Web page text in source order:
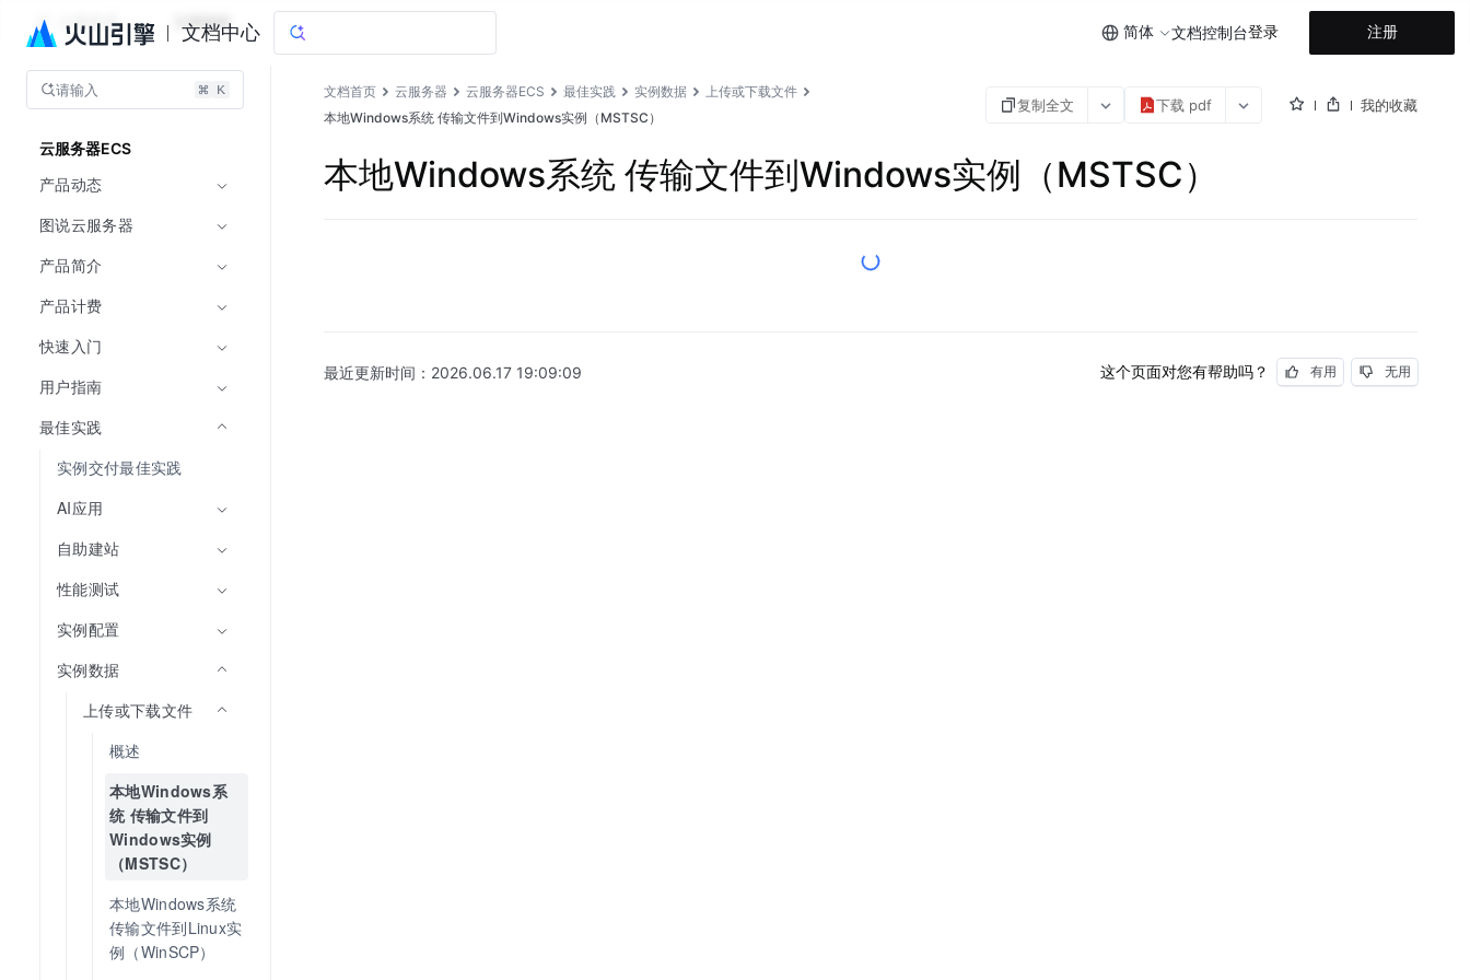
文档中心 简体 文档控制台登录 注册
云服务器 文档指南
请输入
云服务器ECS
产品动态
图说云服务器
产品简介
产品计费
快速入门
用户指南
最佳实践
实例交付最佳实践
AI应用
自助建站
性能测试
实例配置
实例数据
上传或下载文件
概述
本地Windows系
统 传输文件到
Windows实例
（MSTSC）
本地Windows系统
传输文件到Linux实
例（WinSCP）
文档首页 云服务器 云服务器ECS 最佳实践 实例数据
上传或下载文件
本地Windows系统 传输文件到Windows实例（MSTSC）
复制全文 下载 pdf 我的收藏
本地Windows系统 传输文件到Windows实例（MSTSC）
最近更新时间： 2026.06.17 19:09:09 这个页面对您有帮助吗？ 有用 无用